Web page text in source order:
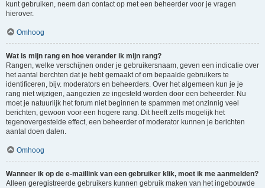
kunt gebruiken, neem dan contact op met een beheerder voor je vragen
hierover.
Omhoog
Wat is mijn rang en hoe verander ik mijn rang?
Rangen, welke verschijnen onder je gebruikersnaam, geven een indicatie over
het aantal berchten dat je hebt gemaakt of om bepaalde gebruikers te
identificeren, bijv. moderators en beheerders. Over het algemeen kun je je
rang niet wijzigen, aangezien ze ingesteld worden door een beheerder. Nu
moet je natuurlijk het forum niet beginnen te spammen met onzinnig veel
berichten, gewoon voor een hogere rang. Dit heeft zelfs mogelijk het
tegenovergestelde effect, een beheerder of moderator kunnen je berichten
aantal doen dalen.
Omhoog
Wanneer ik op de e-maillink van een gebruiker klik, moet ik me aanmelden?
Alleen geregistreerde gebruikers kunnen gebruik maken van het ingebouwde